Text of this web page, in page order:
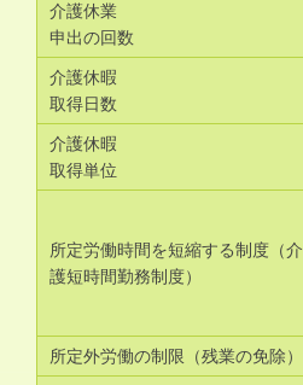
介護休業
申出の回数
介護休暇
取得日数
介護休暇
取得単位
所定労働時間を短縮する制度（介
護短時間勤務制度）
所定外労働の制限（残業の免除）